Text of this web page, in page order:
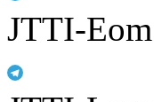
JTTI-Eom